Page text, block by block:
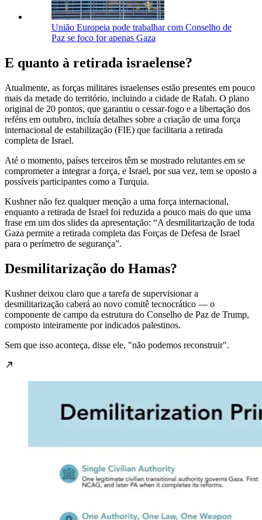
União Europeia pode trabalhar com Conselho de
Paz se foco for apenas Gaza
E quanto à retirada israelense?
Atualmente, as forças militares israelenses estão presentes em pouco
mais da metade do território, incluindo a cidade de Rafah. O plano
original de 20 pontos, que garantiu o cessar-fogo e a libertação dos
reféns em outubro, incluía detalhes sobre a criação de uma força
internacional de estabilização (FIE) que facilitaria a retirada
completa de Israel.
Até o momento, países terceiros têm se mostrado relutantes em se
comprometer a integrar a força, e Israel, por sua vez, tem se oposto a
possíveis participantes como a Turquia.
Kushner não fez qualquer menção a uma força internacional,
enquanto a retirada de Israel foi reduzida a pouco mais do que uma
frase em um dos slides da apresentação: “A desmilitarização de toda
Gaza permite a retirada completa das Forças de Defesa de Israel
para o perímetro de segurança”.
Desmilitarização do Hamas?
Kushner deixou claro que a tarefa de supervisionar a
desmilitarização caberá ao novo comitê tecnocrático — o
componente de campo da estrutura do Conselho de Paz de Trump,
composto inteiramente por indicados palestinos.
Sem que isso aconteça, disse ele, "não podemos reconstruir".